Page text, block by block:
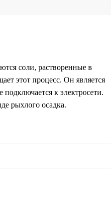
соли, растворенные в
этот процесс. Он является
к электросети.
рыхлого осадка.